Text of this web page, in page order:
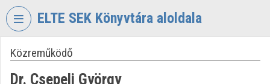
Fejléc kihagyása
ELTE SEK Könyvtára aloldala
VIDEOTORIUM
Közreműködő
Dr. Csepeli György